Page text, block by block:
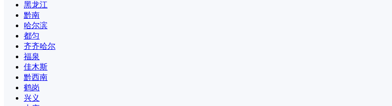
黑龙江
黔南
哈尔滨
都匀
齐齐哈尔
福泉
佳木斯
黔西南
鹤岗
兴义